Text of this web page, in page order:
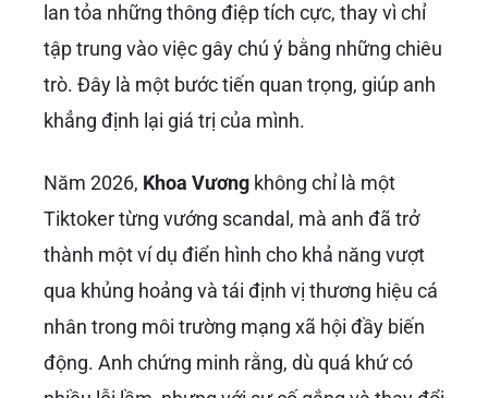
lan tỏa những thông điệp tích cực, thay vì chỉ
tập trung vào việc gây chú ý bằng những chiêu
trò. Đây là một bước tiến quan trọng, giúp anh
khẳng định lại giá trị của mình.
Năm 2026, Khoa Vương không chỉ là một
Tiktoker từng vướng scandal, mà anh đã trở
thành một ví dụ điển hình cho khả năng vượt
qua khủng hoảng và tái định vị thương hiệu cá
nhân trong môi trường mạng xã hội đầy biến
động. Anh chứng minh rằng, dù quá khứ có